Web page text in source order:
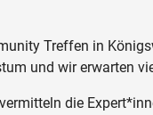
Treffen in
und wir erwarten
die